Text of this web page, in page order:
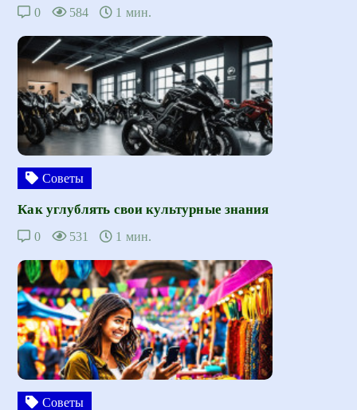
0 584 1 мин.
Советы
Как углублять свои культурные знания
0 531 1 мин.
Советы